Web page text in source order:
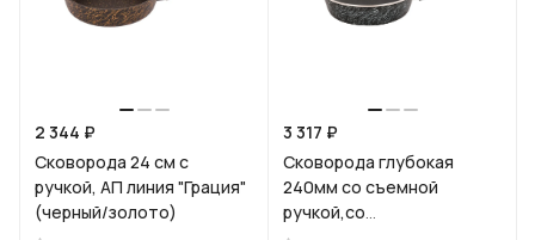
2 344 ₽
Сковорода 24 см с
ручкой, АП линия "Грация"
(черный/золото)
3 317 ₽
Сковорода глубокая
240мм со съемной
ручкой,со